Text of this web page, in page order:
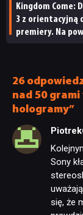
Kingdom Come:
3 z orientacyjną
premiery. Na
26
nad 50
hologramy”
Sony
się, że